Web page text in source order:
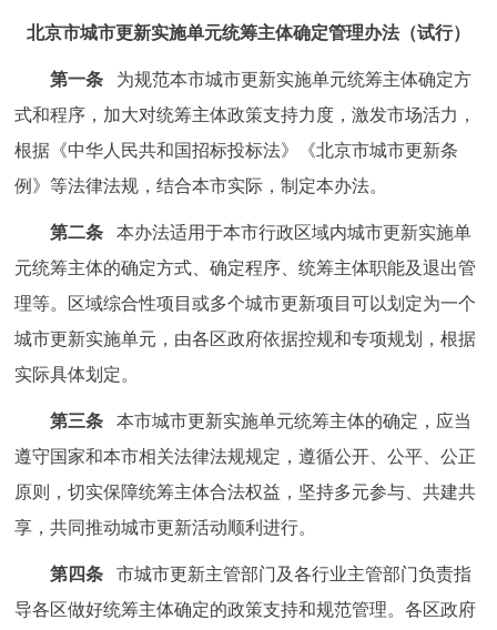
绿色北京 图说北京 视频北京
多语种
ENGLISH 한국어
ESPAÑOL العربية PORTUGUÊS
ITALIANO
回到顶部
北京市城市更新实施单元统筹主体确定管理办法（试行）
第一条 为规范本市城市更新实施单元统筹主体确定方
式和程序，加大对统筹主体政策支持力度，激发市场活力，
根据《中华人民共和国招标投标法》《北京市城市更新条
例》等法律法规，结合本市实际，制定本办法。
第二条本办法适用于本市行政区域内城市更新实施单
元统筹主体的确定方式、确定程序、统筹主体职能及退出管
理等。区域综合性项目或多个城市更新项目可以划定为一个
城市更新实施单元，由各区政府依据控规和专项规划，根据
实际具体划定。
第三条本市城市更新实施单元统筹主体的确定，应当
遵守国家和本市相关法律法规规定，遵循公开、公平、公正
原则，切实保障统筹主体合法权益，坚持多元参与、共建共
享，共同推动城市更新活动顺利进行。
第四条市城市更新主管部门及各行业主管部门负责指
导各区做好统筹主体确定的政策支持和规范管理。各区政府